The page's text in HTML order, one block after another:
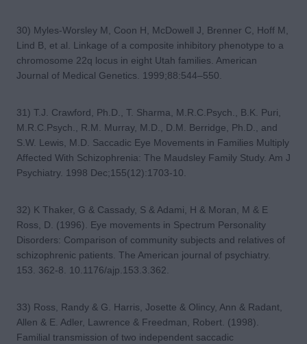
30) Myles-Worsley M, Coon H, McDowell J, Brenner C, Hoff M,
Lind B, et al. Linkage of a composite inhibitory phenotype to a
chromosome 22q locus in eight Utah families. American
Journal of Medical Genetics. 1999;88:544–550.
31) T.J. Crawford, Ph.D., T. Sharma, M.R.C.Psych., B.K. Puri,
M.R.C.Psych., R.M. Murray, M.D., D.M. Berridge, Ph.D., and
S.W. Lewis, M.D. Saccadic Eye Movements in Families Multiply
Affected With Schizophrenia: The Maudsley Family Study. Am J
Psychiatry. 1998 Dec;155(12):1703-10.
32) K Thaker, G & Cassady, S & Adami, H & Moran, M & E
Ross, D. (1996). Eye movements in Spectrum Personality
Disorders: Comparison of community subjects and relatives of
schizophrenic patients. The American journal of psychiatry.
153. 362-8. 10.1176/ajp.153.3.362.
33) Ross, Randy & G. Harris, Josette & Olincy, Ann & Radant,
Allen & E. Adler, Lawrence & Freedman, Robert. (1998).
Familial transmission of two independent saccadic